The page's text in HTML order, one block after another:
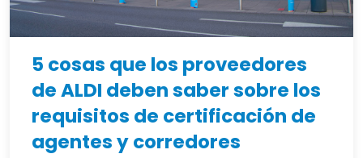
5 cosas que los proveedores
de ALDI deben saber sobre los
requisitos de certificación de
agentes y corredores